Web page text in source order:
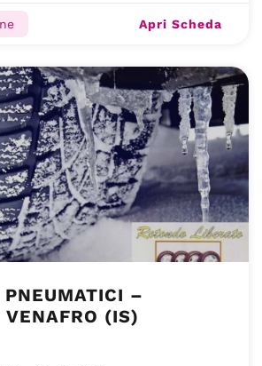
Apri Scheda
PNEUMATICI –
VENAFRO (IS)